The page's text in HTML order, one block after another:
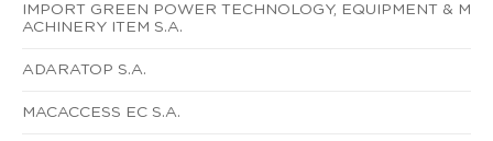
IMPORT GREEN POWER TECHNOLOGY, EQUIPMENT & M
ACHINERY ITEM S.A.
ADARATOP S.A.
MACACCESS EC S.A.